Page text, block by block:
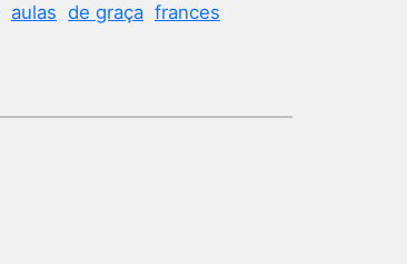
aulas de graça frances